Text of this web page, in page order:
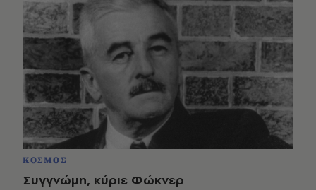
ΚΟΣΜΟΣ
Συγγνώμη, κύριε Φώκνερ